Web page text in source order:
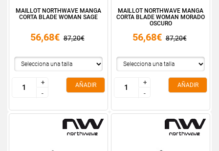
MAILLOT NORTHWAVE MANGA
CORTA BLADE WOMAN SAGE
56,68€ 87,20€
+
-
+
-
AÑADIR
MAILLOT NORTHWAVE MANGA
CORTA BLADE WOMAN MORADO
OSCURO
56,68€ 87,20€
+
-
+
-
AÑADIR